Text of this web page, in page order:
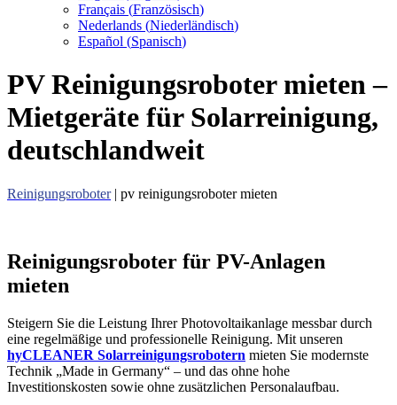
Français (Französisch)
Nederlands (Niederländisch)
Español (Spanisch)
PV Reinigungsroboter mieten –
Mietgeräte für Solarreinigung,
deutschlandweit
Reinigungsroboter| pv reinigungsroboter mieten
Reinigungs­roboter für PV-Anlagen
mieten
Steigern Sie die Leistung Ihrer Photovoltaikanlage messbar durch
eine regelmäßige und professionelle Reinigung. Mit unseren
hyCLEANER Solarreinigungsrobotern mieten Sie modernste
Technik „Made in Germany“ – und das ohne hohe
Investitionskosten sowie ohne zusätzlichen Personalaufbau.